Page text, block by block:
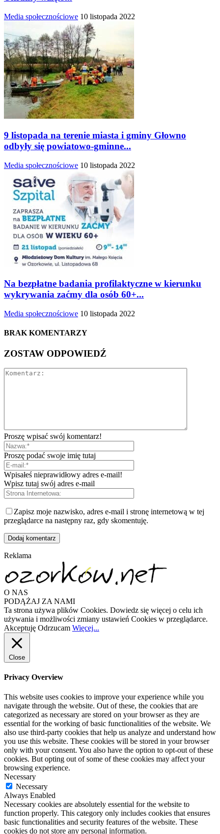
Media społecznościowe 10 listopada 2022
9 listopada na terenie miasta i gminy Głowno
odbyły się powiatowo-gminne...
Media społecznościowe 10 listopada 2022
Na bezpłatne badania profilaktyczne w kierunku
wykrywania zaćmy dla osób 60+...
Media społecznościowe 10 listopada 2022
BRAK KOMENTARZY
ZOSTAW ODPOWIEDŹ
Proszę wpisać swój komentarz!
Proszę podać swoje imię tutaj
Wpisałeś nieprawidłowy adres e-mail!
Wpisz tutaj swój adres e-mail
Zapisz moje nazwisko, adres e-mail i stronę internetową w tej
przeglądarce na następny raz, gdy skomentuję.
Reklama
O NAS
PODĄŻAJ ZA NAMI
Ta strona używa plików Cookies. Dowiedz się więcej o celu ich
używania i możliwości zmiany ustawień Cookies w przeglądarce.
Akceptuję Odrzucam Więcej...
Close
Privacy Overview
This website uses cookies to improve your experience while you
navigate through the website. Out of these, the cookies that are
categorized as necessary are stored on your browser as they are
essential for the working of basic functionalities of the website. We
also use third-party cookies that help us analyze and understand how
you use this website. These cookies will be stored in your browser
only with your consent. You also have the option to opt-out of these
cookies. But opting out of some of these cookies may affect your
browsing experience.
Necessary
Necessary
Always Enabled
Necessary cookies are absolutely essential for the website to
function properly. This category only includes cookies that ensures
basic functionalities and security features of the website. These
cookies do not store any personal information.